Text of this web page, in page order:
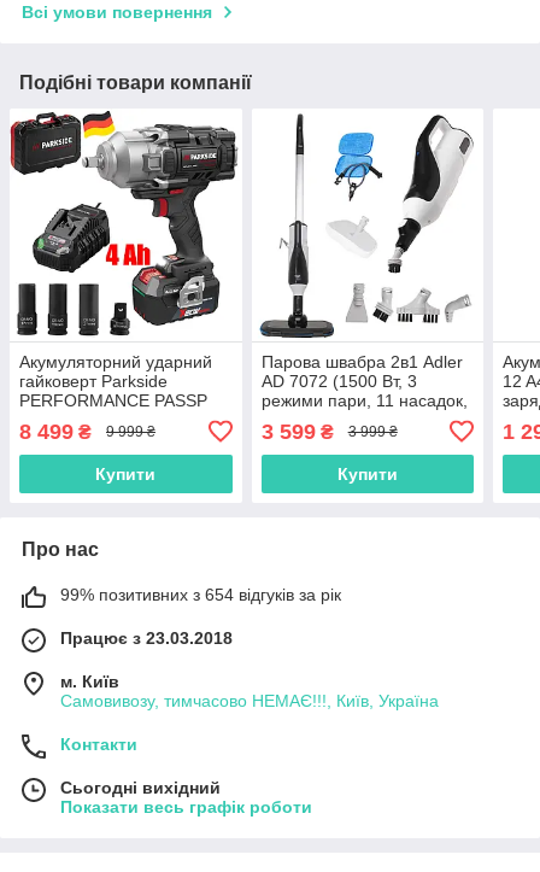
Всі умови повернення
Подібні товари компанії
Акумуляторний ударний
гайковерт Parkside
PERFORMANCE PASSP
(1356 Нм, 20 В, 4 Аг, 1/2",
Німеччина)
8 499 ₴ 9 999 ₴
Купити
Парова швабра 2в1 Adler
AD 7072 (1500 Вт, 3
режими пари, 11 насадок,
3 599₴ 3 999 ₴
Купити
12
1
Про нас
99% позитивних з 654 відгуків за рік
Працює з 23.03.2018
м. Київ
Самовивозу, тимчасово НЕМАЄ!!!, Київ, Україна
Контакти
Сьогодні вихідний
Показати весь графік роботи